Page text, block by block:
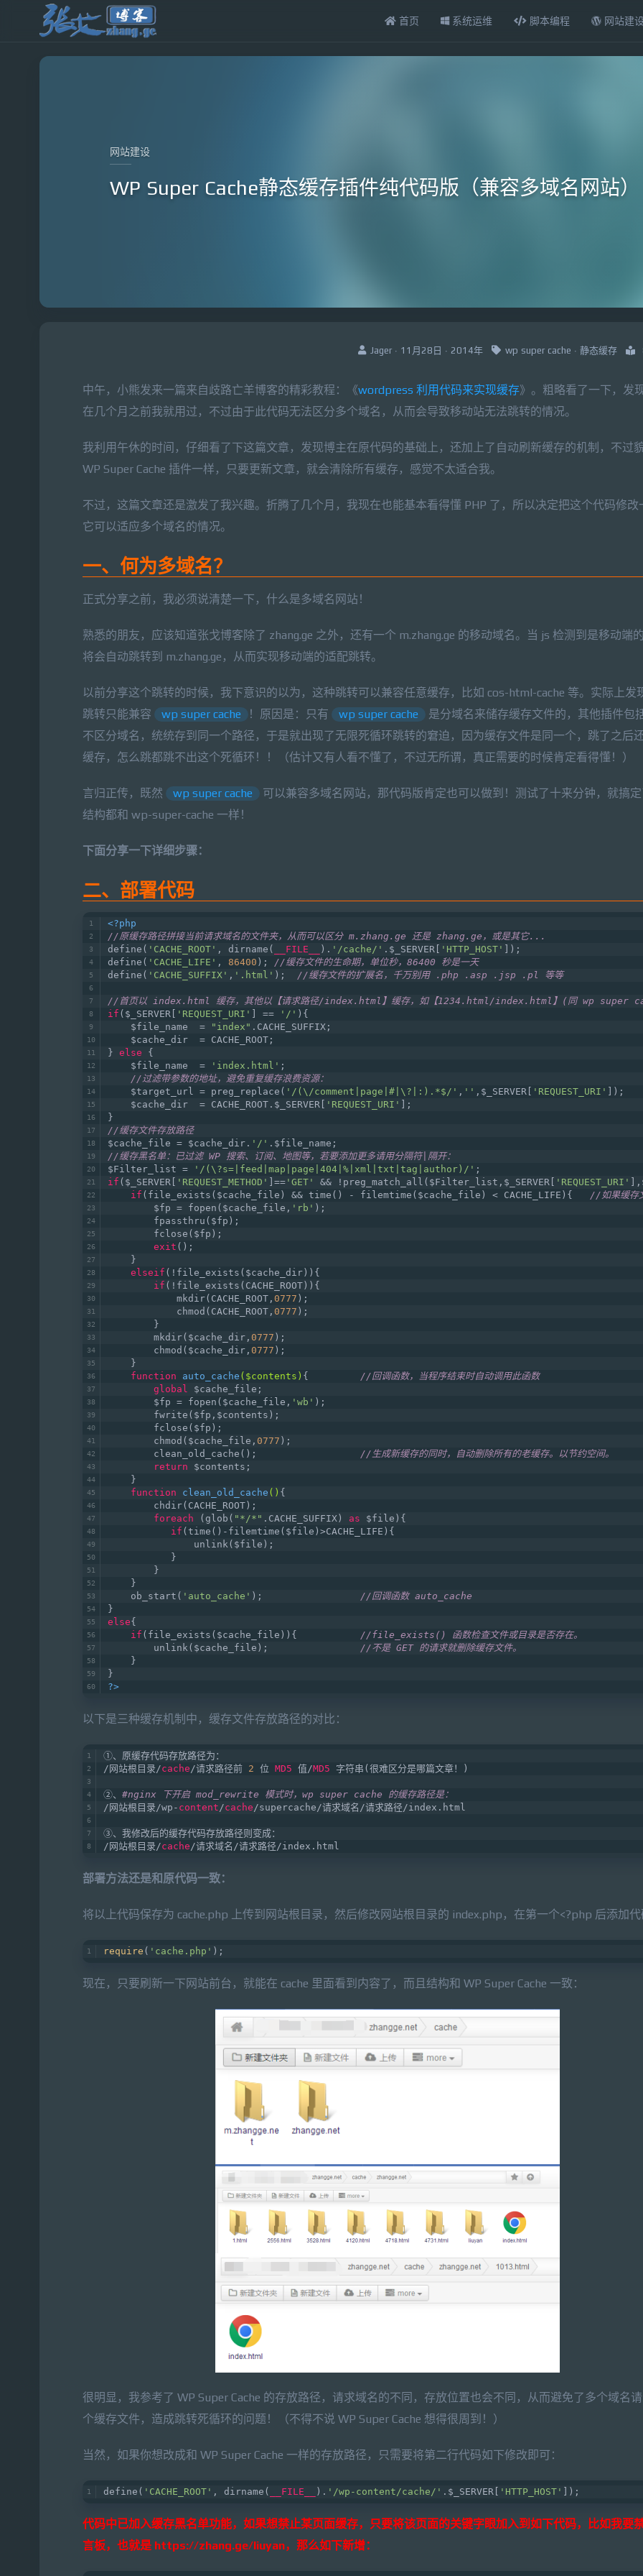
首页 系统运维 脚本编程 网站建
网站建设
WP Super Cache静态缓存插件纯代码版（兼容多域名网站）
Jager · 11月28日 · 2014年 wp super cache · 静态缓存
中午，小熊发来一篇来自歧路亡羊博客的精彩教程：《wordpress 利用代码来实现缓存》。粗略看了一下，发
在几个月之前我就用过，不过由于此代码无法区分多个域名，从而会导致移动站无法跳转的情况。
我利用午休的时间，仔细看了下这篇文章，发现博主在原代码的基础上，还加上了自动刷新缓存的机制，不过
WP Super Cache 插件一样，只要更新文章，就会清除所有缓存，感觉不太适合我。
不过，这篇文章还是激发了我兴趣。折腾了几个月，我现在也能基本看得懂 PHP 了，所以决定把这个代码修改
它可以适应多个域名的情况。
一、何为多域名？
正式分享之前，我必须说清楚一下，什么是多域名网站！
熟悉的朋友，应该知道张戈博客除了 zhang.ge 之外，还有一个 m.zhang.ge 的移动域名。当 js 检测到是移动端
将会自动跳转到 m.zhang.ge，从而实现移动端的适配跳转。
以前分享这个跳转的时候，我下意识的以为，这种跳转可以兼容任意缓存，比如 cos-html-cache 等。实际上发
跳转只能兼容
wp super cache ！原因是：只有 wp super cache
是分域名来储存缓存文件的，其他插件包
不区分域名，统统存到同一个路径，于是就出现了无限死循环跳转的窘迫，因为缓存文件是同一个，跳了之后
缓存，怎么跳都跳不出这个死循环！！（估计又有人看不懂了，不过无所谓，真正需要的时候肯定看得懂！）
言归正传，既然 wp super cache
可以兼容多域名网站，那代码版肯定也可以做到！测试了十来分钟，就搞
结构都和 wp-super-cache 一样！
下面分享一下详细步骤：
二、部署代码
<?php
//原缓存路径拼接当前请求域名的文件夹，从而可以区分 m.zhang.ge 还是 zhang.ge，或是其它...
define( 'CACHE_ROOT' , dirname( __FILE__ ). '/cache/' .$_SERVER[ 'HTTP_HOST'
]);
define( 'CACHE_LIFE' , 86400 ); //缓存文件的生命期，单位秒，86400 秒是一天
define( 'CACHE_SUFFIX' , '.html' ); //缓存文件的扩展名，千万别用 .php .asp .jsp .pl 等等
//首页以 index.html 缓存，其他以【请求路径/index.html】缓存，如【1234.html/index.html】(同 wp super
if ($_SERVER[ 'REQUEST_URI' ] == '/' ){
    $file_name  =
"index" .CACHE_SUFFIX;
    $cache_dir  = CACHE_ROOT;
} else {
    $file_name  =
'index.html' ;
//过滤带参数的地址，避免重复缓存浪费资源：
    $target_url = preg_replace(
'/(\/comment|page|#|\?|:).*$/' , '' ,$_SERVER[ 'REQUEST_URI'
]);
    $cache_dir  = CACHE_ROOT.$_SERVER[
'REQUEST_URI'
];
}
//缓存文件存放路径
$cache_file = $cache_dir. '/' .$file_name;
//缓存黑名单：已过滤 WP 搜索、订阅、地图等，若要添加更多请用分隔符|隔开：
$Filter_list =
'/(\?s=|feed|map|page|404|%|xml|txt|tag|author)/' ;
if ($_SERVER[ 'REQUEST_METHOD' ]== 'GET' && !preg_match_all($Filter_list,$_SERVER[ 'REQUEST_URI'
if (file_exists($cache_file) && time() - filemtime($cache_file) < CACHE_LIFE){ //如果缓存
        $fp = fopen($cache_file,
'rb' );
        fpassthru($fp);
        fclose($fp);
exit ();
    }
elseif (!file_exists($cache_dir)){
if (!file_exists(CACHE_ROOT)){
            mkdir(CACHE_ROOT,
0777 );
            chmod(CACHE_ROOT,
0777 );
        }
        mkdir($cache_dir,
0777 );
        chmod($cache_dir,
0777 );
    }
function
auto_cache ($contents) { //回调函数，当程序结束时自动调用此函数
global $cache_file;
        $fp = fopen($cache_file,
'wb' );
        fwrite($fp,$contents);
        fclose($fp);
        chmod($cache_file,
0777 );
        clean_old_cache();
//生成新缓存的同时，自动删除所有的老缓存。以节约空间。
return $contents;
    }
function
clean_old_cache () {
        chdir(CACHE_ROOT);
foreach (glob( "*/*" .CACHE_SUFFIX) as $file){
if (time()-filemtime($file)>CACHE_LIFE){
               unlink($file);
           }
        }
    }
    ob_start(
'auto_cache' ); //回调函数 auto_cache
}
else{
if (file_exists($cache_file)){ //file_exists() 函数检查文件或目录是否存在。
        unlink($cache_file);
//不是 GET 的请求就删除缓存文件。
    }
}
?>
以下是三种缓存机制中，缓存文件存放路径的对比：
①、原缓存代码存放路径为：
/网站根目录/cache/请求路径前 2 位 MD5 值/MD5 字符串(很难区分是哪篇文章！)
②、 #nginx 下开启 mod_rewrite 模式时，wp super cache 的缓存路径是：
/网站根目录/wp- content/cache/supercache/请求域名/请求路径/index.html
③、我修改后的缓存代码存放路径则变成：
/网站根目录/cache/请求域名/请求路径/index.html
部署方法还是和原代码一致：
将以上代码保存为 cache.php 上传到网站根目录，然后修改网站根目录的 index.php，在第一个<?php 后添加
require ( 'cache.php' );
现在，只要刷新一下网站前台，就能在 cache 里面看到内容了，而且结构和 WP Super Cache 一致：
很明显，我参考了 WP Super Cache 的存放路径，请求域名的不同，存放位置也会不同，从而避免了多个域名
个缓存文件，造成跳转死循环的问题！（不得不说 WP Super Cache 想得很周到！）
当然，如果你想改成和 WP Super Cache 一样的存放路径，只需要将第二行代码如下修改即可：
define( 'CACHE_ROOT' , dirname( __FILE__ ). '/wp-content/cache/' .$_SERVER[ 'HTTP_HOST' ]);
代码中已加入缓存黑名单功能，如果想禁止某页面缓存，只要将该页面的关键字眼加入到如下代码，比如我要
言板，也就是 https://zhang.ge/liuyan，那么如下新增：